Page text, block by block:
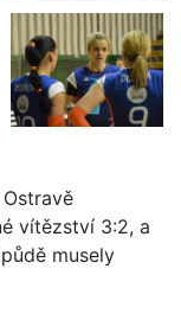
vítězství 3:2, a
musely